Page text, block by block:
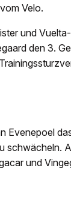
Velo.
und
den 3.
Evenepoel
schwächeln.
und